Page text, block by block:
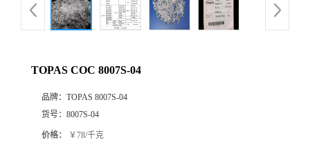
品
厅
TOPAS COC 8007S-04
品牌： TOPAS 8007S-04
货号： 8007S-04
价格： ￥78/千克